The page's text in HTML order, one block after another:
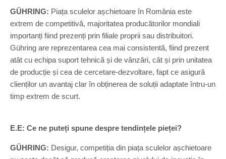
GÜHRING: Piața sculelor așchietoare în România este
extrem de competitivă, majoritatea producătorilor mondiali
importanți fiind prezenți prin filiale proprii sau distribuitori.
Gühring are reprezentarea cea mai consistentă, fiind prezent
atât cu echipa suport tehnică și de vânzări, cât și prin unitatea
de producție și cea de cercetare-dezvoltare, fapt ce asigură
clienților un avantaj clar în obținerea de soluții adaptate întru-un
timp extrem de scurt.
E.E: Ce ne puteți spune despre tendințele pieței?
GÜHRING: Desigur, competiția din piața sculelor așchietoare